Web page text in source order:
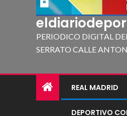
PERIODICO DIGITAL
SERRATO CALLE
REAL MADRID
DEPORTIVO